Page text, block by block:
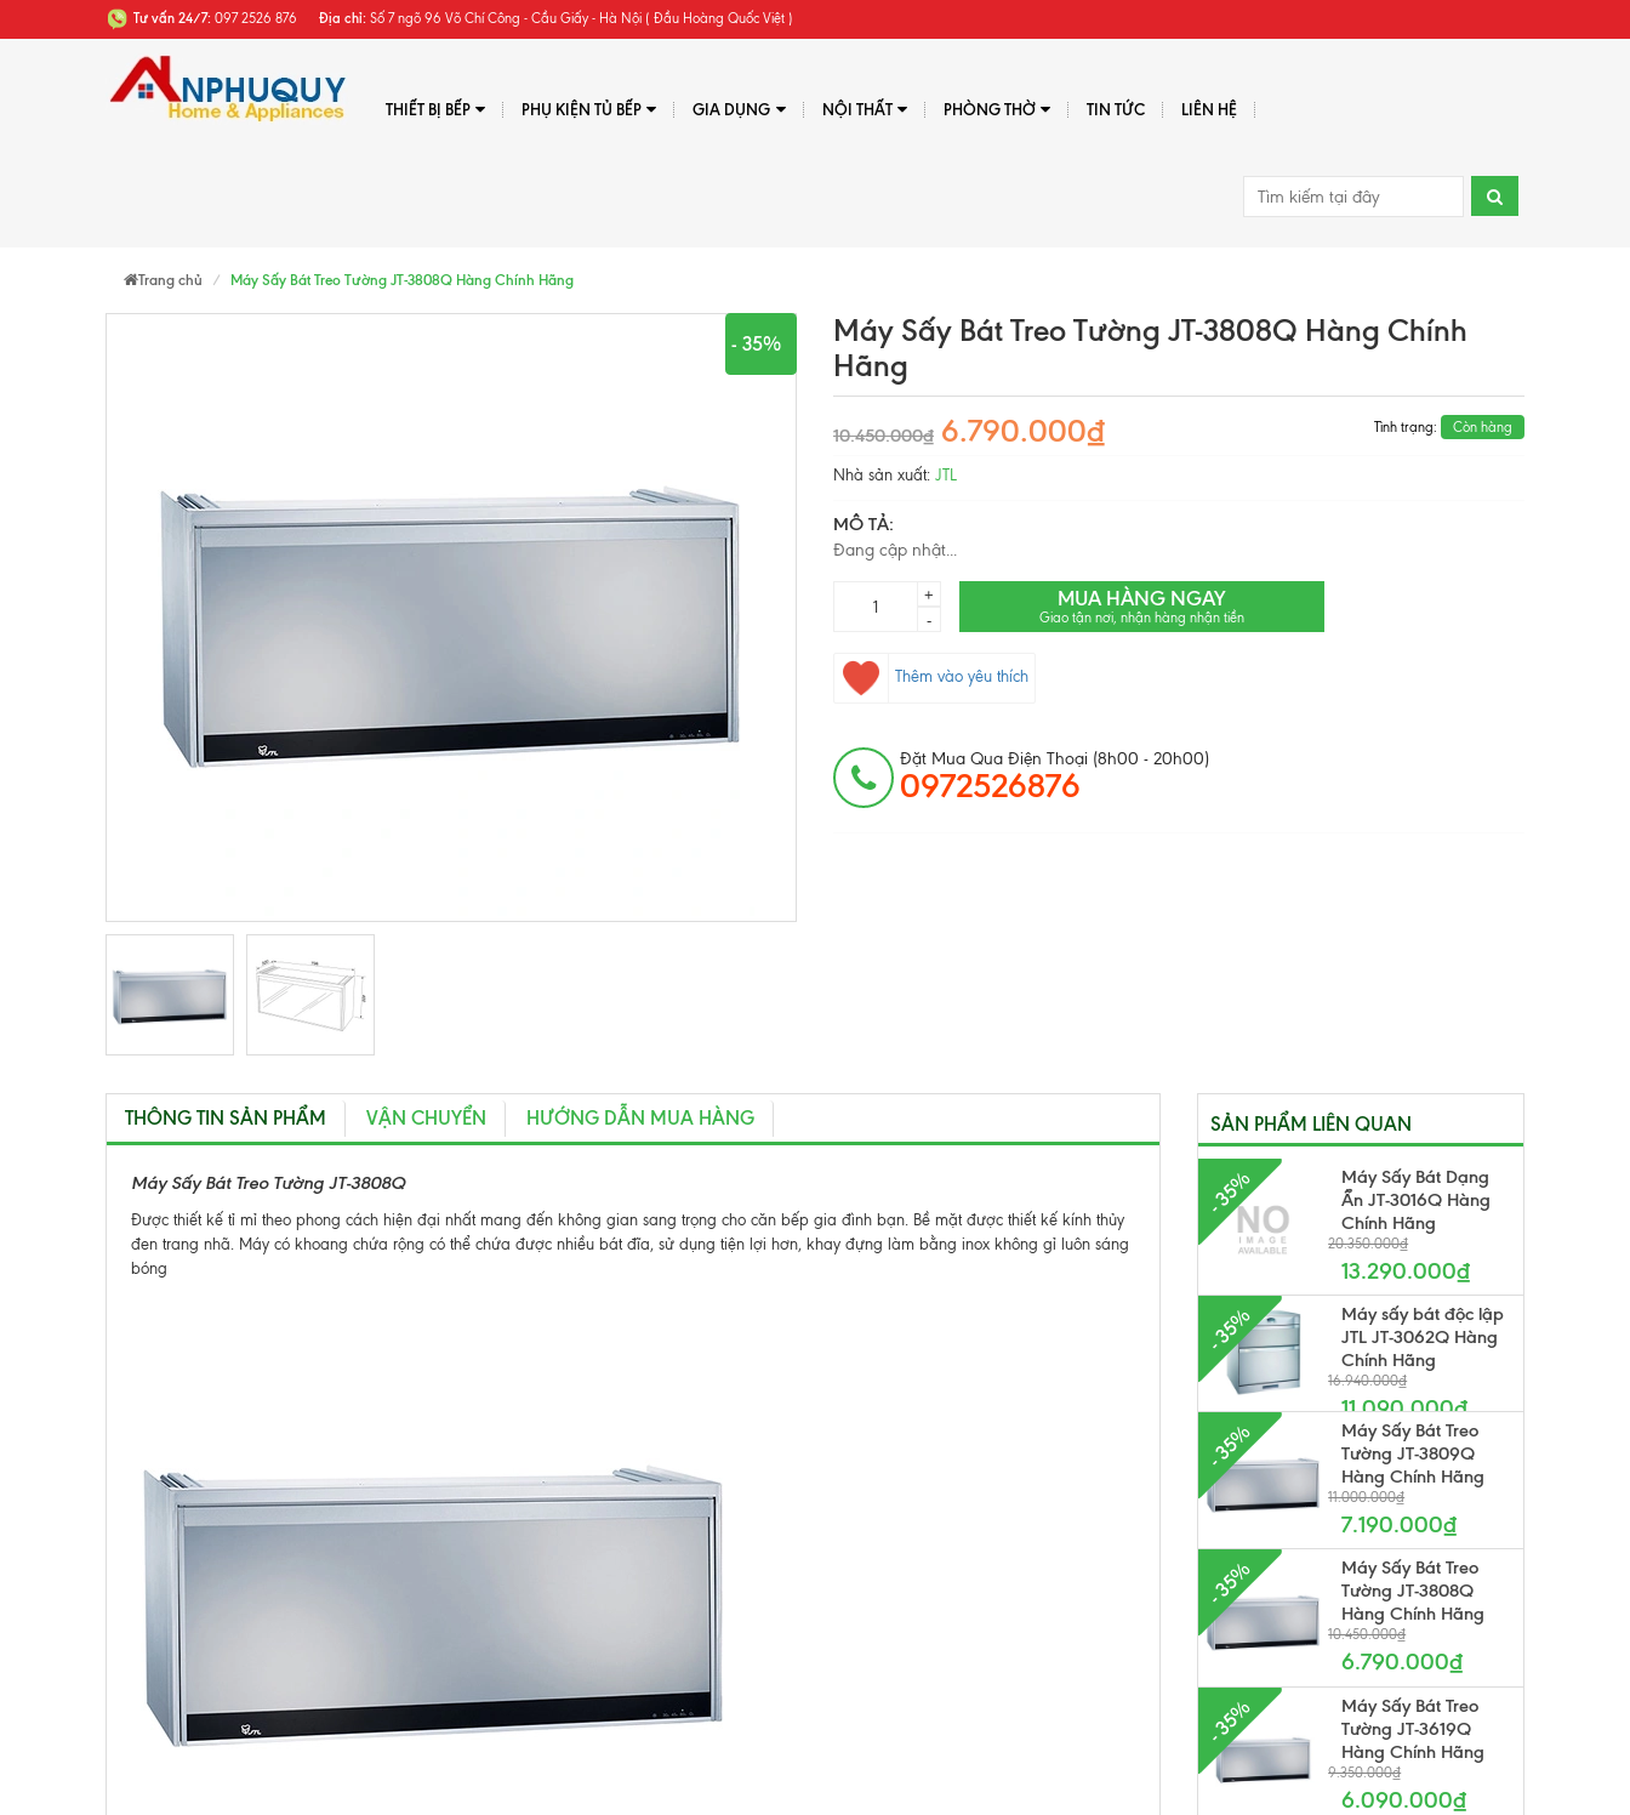
Tư vấn 24/7: 097 2526 876 Địa chỉ: Số 7 ngõ 96 Võ Chí Công - Cầu Giấy - Hà Nội ( Đầu Hoàng Quốc Việt )
THIẾT BỊ BẾP PHỤ KIỆN TỦ BẾP GIA DỤNG NỘI THẤT PHÒNG THỜ TIN TỨC LIÊN HỆ
Trang chủ Máy Sấy Bát Treo Tường JT-3808Q Hàng Chính Hãng
- 35%
Máy Sấy Bát Treo Tường JT-3808Q Hàng Chính
Hãng
10.450.000₫ 6.790.000₫ Tình trạng: Còn hàng
Nhà sản xuất: JTL
MÔ TẢ:
Đang cập nhật...
+
-
MUA HÀNG NGAY
Giao tận nơi, nhận hàng nhận tiền
Thêm vào yêu thích
Đặt Mua Qua Điện Thoại (8h00 - 20h00)
0972526876
THÔNG TIN SẢN PHẨM VẬN CHUYỂN HƯỚNG DẪN MUA HÀNG
Máy Sấy Bát Treo Tường JT-3808Q
Được thiết kế tỉ mỉ theo phong cách hiện đại nhất mang đến không gian sang trọng cho căn bếp gia đình bạn. Bề mặt được thiết kế kính thủy
đen trang nhã. Máy có khoang chứa rộng có thể chứa được nhiều bát đĩa, sử dụng tiện lợi hơn, khay đựng làm bằng inox không gỉ luôn sáng
bóng
SẢN PHẨM LIÊN QUAN
- 35%
Máy Sấy Bát Dạng
Ẩn JT-3016Q Hàng
Chính Hãng
20.350.000₫
13.290.000₫
- 35%
Máy sấy bát độc lập
JTL JT-3062Q Hàng
Chính Hãng
16.940.000₫
11.090.000₫
- 35%
Máy Sấy Bát Treo
Tường JT-3809Q
Hàng Chính Hãng
11.000.000₫
7.190.000₫
- 35%
Máy Sấy Bát Treo
Tường JT-3808Q
Hàng Chính Hãng
10.450.000₫
6.790.000₫
- 35%
Máy Sấy Bát Treo
Tường JT-3619Q
Hàng Chính Hãng
9.350.000₫
6.090.000₫